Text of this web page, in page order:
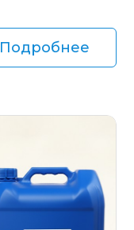
Подробнее